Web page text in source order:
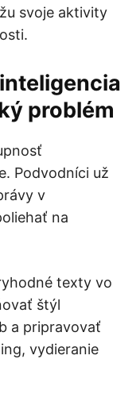
svoje aktivity
problém
Podvodníci už
v
na
texty vo
štýl
a pripravovať
vydieranie